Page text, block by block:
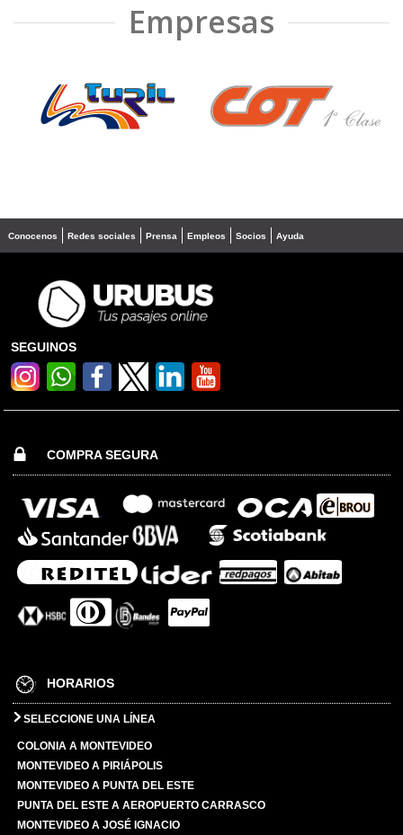
Empresas
❮ ❯
Conocenos Redes sociales Prensa Empleos Socios Ayuda
SEGUINOS
COMPRA SEGURA
HORARIOS
SELECCIONE UNA LÍNEA
COLONIA A MONTEVIDEO
MONTEVIDEO A PIRIÁPOLIS
MONTEVIDEO A PUNTA DEL ESTE
PUNTA DEL ESTE A AEROPUERTO CARRASCO
MONTEVIDEO A JOSÉ IGNACIO